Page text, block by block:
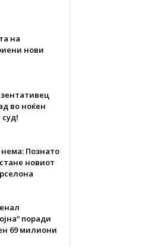
на
нови
во ноќен
суд!
Познато
новиот
поради
69 милиони